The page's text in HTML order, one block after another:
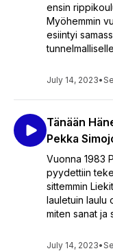
ensin
Myöhemmin
esiintyi
July 14, 2023•
Tänään
Pekka
Vuonna 1983
pyydettiin
sittemmin
lauletuin laulu
miten sanat ja
July 14, 2023•